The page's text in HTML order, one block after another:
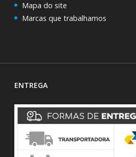
Mapa do site
Marcas que trabalhamos
ENTREGA